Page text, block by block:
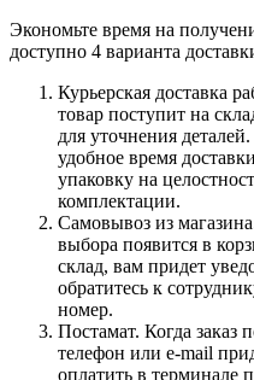
Экономьте время на
доступно 4 варианта
Курьерская доставка
товар поступит на
для уточнения
удобное время
упаковку на
комплектации.
Самовывоз из
выбора появится в
склад, вам придет
обратитесь к
номер.
Постамат. Когда заказ
телефон или e-mail
оплатить в терминале